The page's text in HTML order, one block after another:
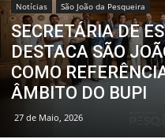
Notícias São João da Pesqueira
SECRETÁRIA DE
DESTACA SÃO
COMO
ÂMBITO DO BUPI
27 de Maio, 2026